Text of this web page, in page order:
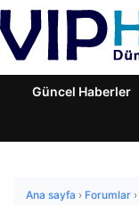
Güncel Haberler
Ana sayfa › Forumlar ›